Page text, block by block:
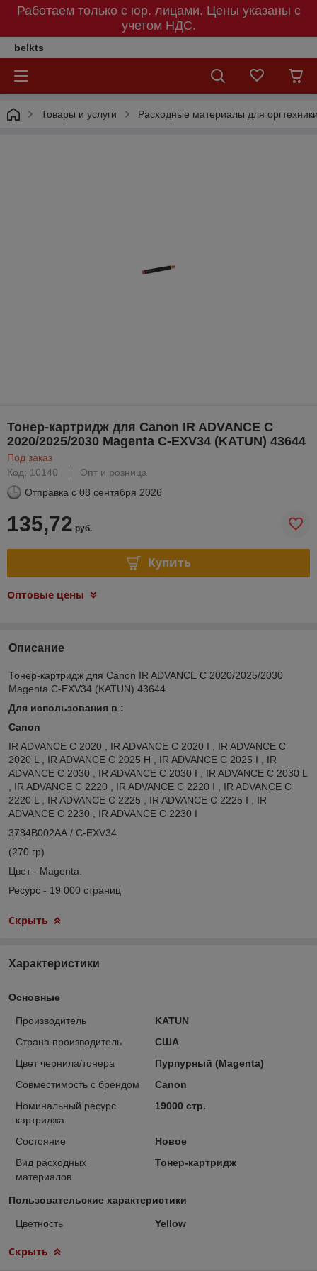
Работаем только с юр. лицами. Цены указаны c
учетом НДС.
belkts
Товары и услуги Расходные материалы для
Тонер-картридж для Canon IR ADVANCE C
2020/2025/2030 Magenta C-EXV34 (KATUN) 43644
Под заказ
Код: 10140
Опт и розница
Отправка с 08 сентября 2026
135,72 руб.
Купить
Оптовые цены
Описание
Тонер-картридж для Canon IR ADVANCE C 2020/2025/2030
Magenta C-EXV34 (KATUN) 43644
Для использования в :
Canon
IR ADVANCE C 2020 , IR ADVANCE C 2020 I , IR ADVANCE C
2020 L , IR ADVANCE C 2025 H , IR ADVANCE C 2025 I , IR
ADVANCE C 2030 , IR ADVANCE C 2030 I , IR ADVANCE C 2030 L
, IR ADVANCE C 2220 , IR ADVANCE C 2220 I , IR ADVANCE C
2220 L , IR ADVANCE C 2225 , IR ADVANCE C 2225 I , IR
ADVANCE C 2230 , IR ADVANCE C 2230 I
3784B002AA / C-EXV34
(270 гр)
Цвет - Magenta.
Ресурс - 19 000 страниц
Скрыть
Характеристики
Основные
Производитель
KATUN
Страна производитель
США
Цвет чернила/тонера
Пурпурный (Magenta)
Совместимость с брендом
Canon
Номинальный ресурс
картриджа
19000 стр.
Состояние
Новое
Вид расходных
материалов
Тонер-картридж
Пользовательские характеристики
Цветность Yellow
Скрыть